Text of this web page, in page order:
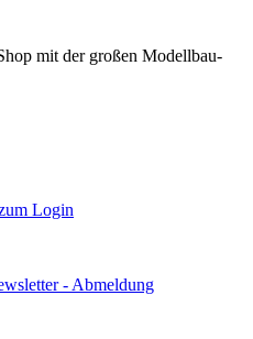
mit der großen Modellbau-
Login
- Abmeldung